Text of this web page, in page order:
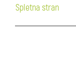
Spletna stran